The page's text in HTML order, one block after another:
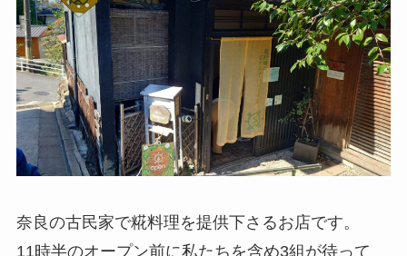
奈良の古民家で糀料理を提供下さるお店です。
11時半のオープン前に私たちを含め3組が待って